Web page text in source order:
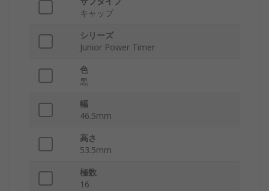
キャップ
シリーズ
Junior Power Timer
色
黒
幅
46.5mm
高さ
53.5mm
極数
16